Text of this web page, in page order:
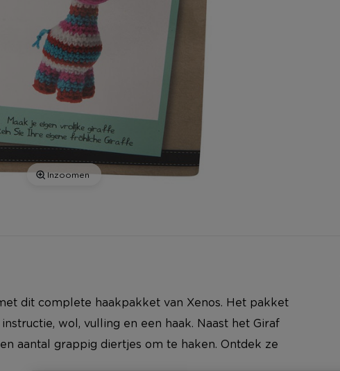
Inzoomen
dit complete haakpakket van Xenos. Het pakket
wol, vulling en een haak. Naast het Giraf
aantal grappig diertjes om te haken. Ontdek ze